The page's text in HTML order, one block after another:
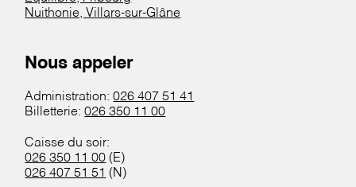
Nuithonie, Villars-sur-Glâne
Nous appeler
Administration:026 407 51 41
Billetterie:026 350 11 00
Caisse du soir:
026 350 11 00 (E)
026 407 51 51 (N)